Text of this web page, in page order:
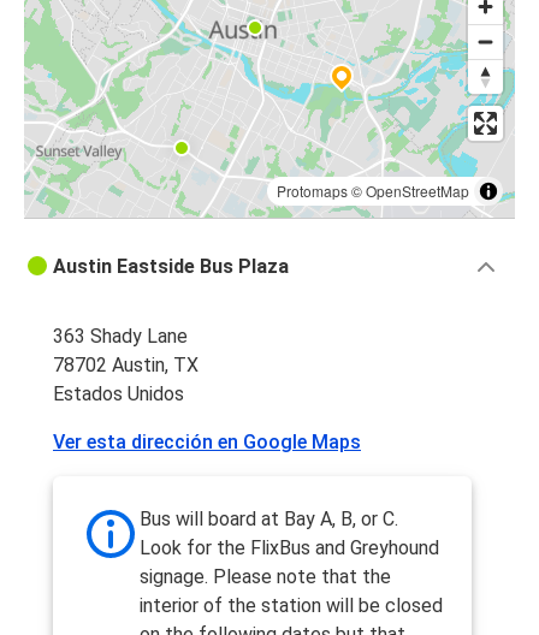
Protomaps©OpenStreetMap
Austin Eastside Bus Plaza
363 Shady Lane
78702 Austin, TX
Estados Unidos
Ver esta dirección en Google Maps
Bus will board at Bay A, B, or C.
Look for the FlixBus and Greyhound
signage. Please note that the
interior of the station will be closed